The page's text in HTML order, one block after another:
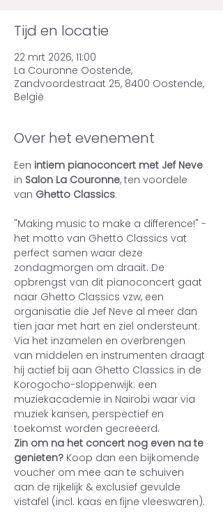
Tijd en locatie
22 mrt 2026, 11:00
La Couronne Oostende,
Zandvoordestraat 25, 8400 Oostende,
België
Over het evenement
Een intiem pianoconcert met Jef Neve
in Salon La Couronne, ten voordele
van Ghetto Classics.
"Making music to make a difference!" -
het motto van Ghetto Classics vat
perfect samen waar deze
zondagmorgen om draait. De
opbrengst van dit pianoconcert gaat
naar Ghetto Classics vzw, een
organisatie die Jef Neve al meer dan
tien jaar met hart en ziel ondersteunt.
Via het inzamelen en overbrengen
van middelen en instrumenten draagt
hij actief bij aan Ghetto Classics in de
Korogocho-sloppenwijk: een
muziekacademie in Nairobi waar via
muziek kansen, perspectief en
toekomst worden gecreëerd.
Zin om na het concert nog even na te
genieten? Koop dan een bijkomende
voucher om mee aan te schuiven
aan de rijkelijk & exclusief gevulde
vistafel (incl. kaas en fijne vleeswaren).